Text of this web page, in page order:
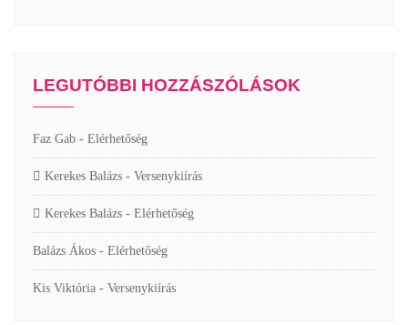
LEGUTÓBBI HOZZÁSZÓLÁSOK
Faz Gab - Elérhetőség
Kerekes Balázs - Versenykiírás
Kerekes Balázs - Elérhetőség
Balázs Ákos - Elérhetőség
Kis Viktória - Versenykiírás